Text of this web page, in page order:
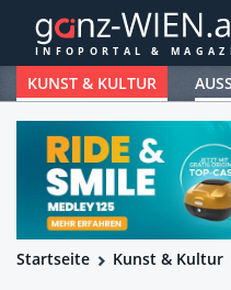
KUNST & KULTUR
Startseite Kunst & Kultur